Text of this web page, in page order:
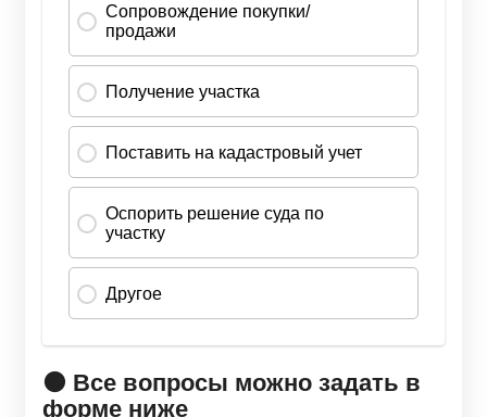
🟠 Все вопросы можно задать в
форме ниже